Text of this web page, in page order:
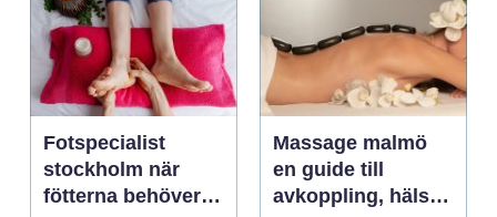
Fotspecialist
stockholm när
fötterna behöver
Massage malmö
en guide till
avkoppling, hälsa